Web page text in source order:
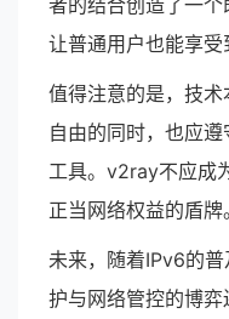
者的结合创造了一个
让普通用户也能享受
值得注意的是，技
自由的同时，也应
工具。v2ray不应成
正当网络权益的盾牌。
未来，随着IPv6的
护与网络管控的博